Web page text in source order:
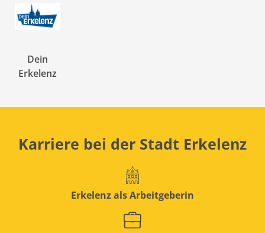
Dein
Erkelenz
Karriere bei der Stadt Erkelenz
Erkelenz als Arbeitgeberin